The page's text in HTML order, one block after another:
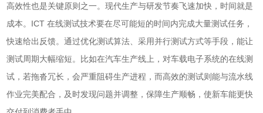
高效性也是关键原则之一。现代生产与研发节奏飞速加快，时间就是
成本。ICT 在线测试技术要在尽可能短的时间内完成大量测试任务，
快速给出反馈。通过优化测试算法、采用并行测试方式等手段，能让
测试周期大幅缩短。比如在汽车生产线上，对车载电子系统的在线测
试，若拖沓冗长，会严重阻碍生产进程，而高效的测试则能与流水线
作业完美配合，及时发现问题并调整，保障生产顺畅，使新车能更快